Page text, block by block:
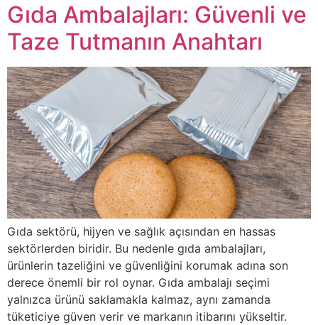
Gıda Ambalajları: Güvenli ve
Taze Tutmanın Anahtarı
Gıda sektörü, hijyen ve sağlık açısından en hassas
sektörlerden biridir. Bu nedenle gıda ambalajları,
ürünlerin tazeliğini ve güvenliğini korumak adına son
derece önemli bir rol oynar. Gıda ambalajı seçimi
yalnızca ürünü saklamakla kalmaz, aynı zamanda
tüketiciye güven verir ve markanın itibarını yükseltir.